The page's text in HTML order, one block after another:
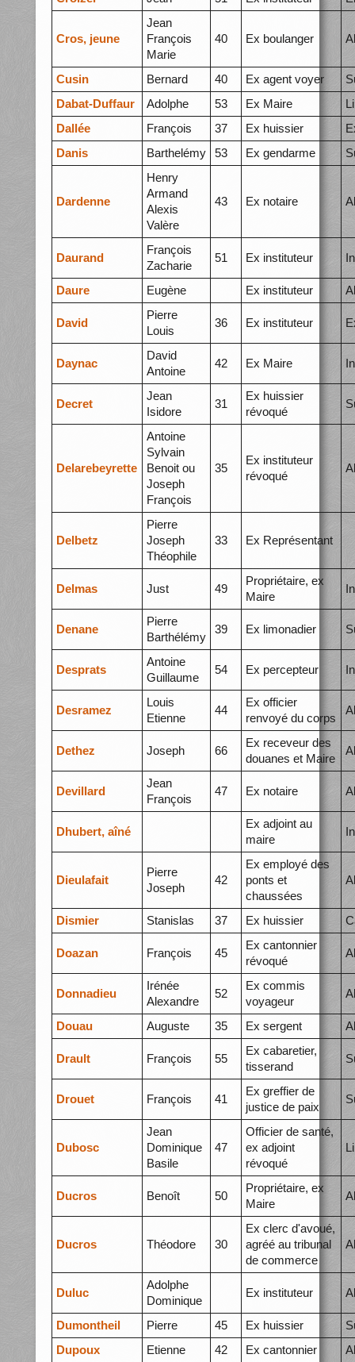
Cros, jeune
Jean
François
Marie
40 Ex boulanger
Cusin Bernard 40 Ex agent voyer
Dabat-Duffaur
Adolphe 53 Ex Maire
Dallée
François 37 Ex huissier
Danis
Barthelémy 53 Ex gendarme
Dardenne
Henry
Armand
Alexis
Valère
43 Ex notaire
Daurand
François
Zacharie
51 Ex instituteur
Daure Eugène Ex instituteur
David
Pierre
Louis
36 Ex instituteur
Daynac
David
Antoine
42 Ex Maire
Decret
Jean
Isidore
31
Ex huissier
révoqué
Delarebeyrette
Antoine
Sylvain
Benoit ou
Joseph
François
35
Ex instituteur
révoqué
Delbetz
Pierre
Joseph
Théophile
33 Ex Représentant
Delmas Just 49
Propriétaire, ex
Maire
Denane
Pierre
Barthélémy
39 Ex limonadier
Desprats
Antoine
Guillaume
54 Ex percepteur
Desramez
Louis
Etienne
44
Ex officier
renvoyé du corps
Dethez Joseph 66
Ex receveur des
douanes et Maire
Devillard
Jean
François
47 Ex notaire
Dhubert, aîné
Ex adjoint au
maire
Dieulafait
Pierre
Joseph
42
Ex employé des
ponts et
chaussées
Dismier Stanislas 37 Ex huissier
Doazan François 45
Ex cantonnier
révoqué
Donnadieu
Irénée
Alexandre
52
Ex commis
voyageur
Douau Auguste 35 Ex sergent
Drault François 55
Ex cabaretier,
tisserand
Drouet François 41
Ex greffier de
justice de paix
Dubosc
Jean
Dominique
Basile
47
Officier de santé,
ex adjoint
révoqué
Ducros Benoît 50
Propriétaire, ex
Maire
Ducros Théodore 30
Ex clerc d'avoué,
agréé au tribunal
de commerce
Duluc
Adolphe
Dominique
Ex instituteur
Dumontheil Pierre 45 Ex huissier
Dupoux
Etienne 42 Ex cantonnier